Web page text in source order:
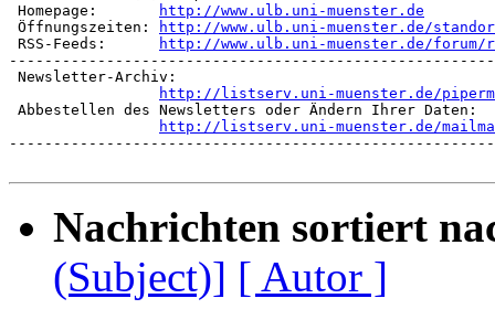
Homepage:
http://www.ulb.uni-muenster.de
Öffnungszeiten:
http://www.ulb.uni-muenster.de/
http://www.ulb.uni-muenster.de/
Newsletter-Archiv:
http://listserv.uni-muenster.de/
Abbestellen des Newsletters oder Ändern Ihrer Daten:
http://listserv.uni-muenster.de/
Nachrichten sortiert
(Subject)] [ Autor ]